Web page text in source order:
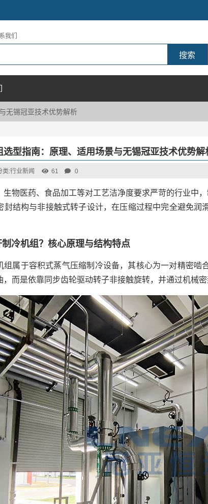
我们
无锡冠亚技术优势解析
选型指南：原理、适用场景与无锡冠亚技术优势解
类:行业新闻 61 0
生物医药、食品加工等对工艺洁净度要求严苛的行业中
封结构与非接触式转子设计，在压缩过程中完全避免润
冷机组？核心原理与结构特点
组属于容积式蒸气压缩制冷设备，其核心为一对精密啮
而是依靠同步齿轮驱动转子非接触旋转，并通过机械